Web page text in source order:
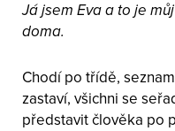
Já jsem Eva a to je
doma.
Chodí po třídě,
zastaví, všichni se
představit člověka po